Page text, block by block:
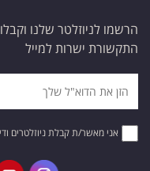
הרשמו לניוזלטר שלנו
התקשורת ישרות למייל
אני מאשר/ת קבלת ניוזלטרים